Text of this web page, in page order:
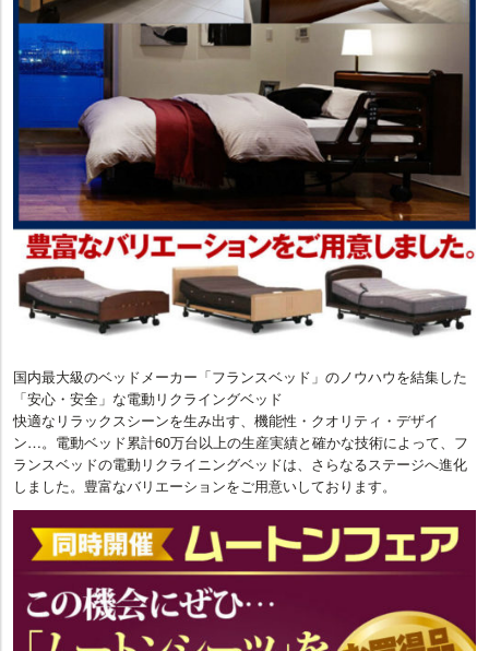
国内最大級のベッドメーカー「フランスベッド」のノウハウを結集した
「安心・安全」な電動リクライングベッド
快適なリラックスシーンを生み出す、機能性・クオリティ・デザイ
ン…。電動ベッド累計60万台以上の生産実績と確かな技術によって、フ
ランスベッドの電動リクライニングベッドは、さらなるステージへ進化
しました。豊富なバリエーションをご用意いしております。